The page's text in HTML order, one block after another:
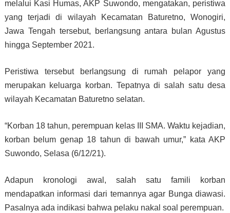
melalui Kasi Humas, AKP Suwondo, mengatakan, peristiwa
yang terjadi di wilayah Kecamatan Baturetno, Wonogiri,
Jawa Tengah tersebut, berlangsung antara bulan Agustus
hingga September 2021.
Peristiwa tersebut berlangsung di rumah pelapor yang
merupakan keluarga korban. Tepatnya di salah satu desa
wilayah Kecamatan Baturetno selatan.
“Korban 18 tahun, perempuan kelas III SMA. Waktu kejadian,
korban belum genap 18 tahun di bawah umur,” kata AKP
Suwondo, Selasa (6/12/21).
Adapun kronologi awal, salah satu famili korban
mendapatkan informasi dari temannya agar Bunga diawasi.
Pasalnya ada indikasi bahwa pelaku nakal soal perempuan.